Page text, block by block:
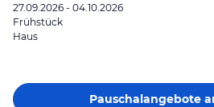
27.09.2026 - 04.10.2026
Frühstück
Haus
Pauschalangebote